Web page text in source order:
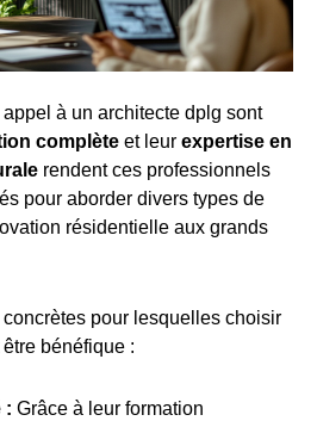
à un architecte dplg sont
complète et leur expertise en
rendent ces professionnels
pour aborder divers types de
résidentielle aux grands
pour lesquelles choisir
bénéfique :
: Grâce à leur formation